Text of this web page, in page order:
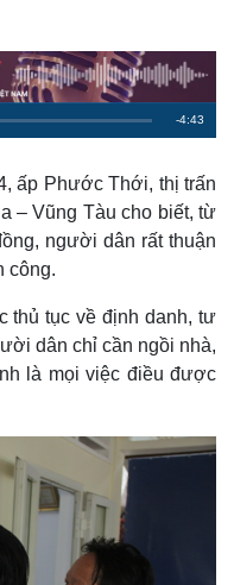
R
m
n
T
-4:43
ấp Phước Thới, thị trấn
– Vũng Tàu cho biết, từ
người dân rất thuận
công.
thủ tục về định danh, tư
dân chỉ cần ngồi nhà,
là mọi việc điều được